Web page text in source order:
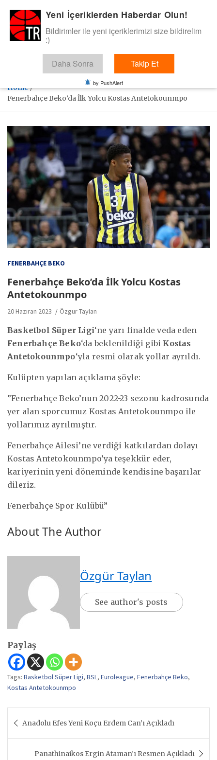
content
BasketTR
Sol dip çizgiden bir basket de bizden gelsin dedik.
Home
Fenerbahçe Beko’da İlk Yolcu Kostas Antetokounmpo
FENERBAHÇE BEKO
Fenerbahçe Beko’da İlk Yolcu Kostas
Antetokounmpo
20 Haziran 2023 Özgür Taylan
Basketbol Süper Ligi‘ne yarı finalde veda eden
Fenerbahçe Beko‘da beklenildiği gibi Kostas
Antetokounmpo‘yla resmi olarak yollar ayrıldı.
Kulüpten yapılan açıklama şöyle:
”Fenerbahçe Beko’nun 2022-23 sezonu kadrosunda
yer alan sporcumuz Kostas Antetokounmpo ile
yollarımız ayrılmıştır.
Fenerbahçe Ailesi’ne verdiği katkılardan dolayı
Kostas Antetokounmpo’ya teşekkür eder,
kariyerinin yeni döneminde kendisine başarılar
dileriz.
Fenerbahçe Spor Kulübü”
About The Author
Özgür Taylan
See author's posts
Paylaş
Tags: Basketbol Süper Ligi, BSL, Euroleague, Fenerbahçe Beko,
Kostas Antetokounmpo
gezinmesi
Anadolu Efes Yeni Koçu Erdem Can’ı Açıkladı
Panathinaikos Ergin Ataman’ı Resmen Açıkladı
Yeni İçeriklerden Haberdar Olun!
Bildirimler ile yeni içeriklerimizi size bildirelim
:)
Daha Sonra Takip Et
by PushAlert